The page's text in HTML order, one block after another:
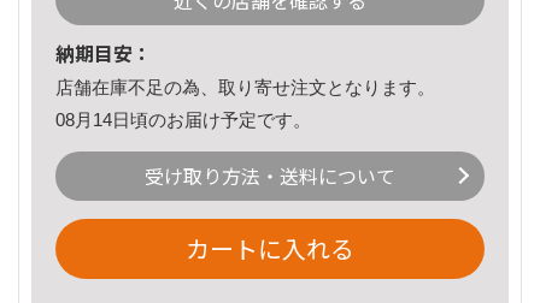
納期目安：
店舗在庫不足の為、取り寄せ注文となります。
08月14日頃のお届け予定です。
受け取り方法・送料について
カートに入れる